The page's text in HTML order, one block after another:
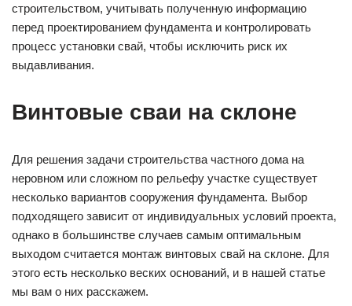
строительством, учитывать полученную информацию
перед проектированием фундамента и контролировать
процесс установки свай, чтобы исключить риск их
выдавливания.
Винтовые сваи на склоне
Для решения задачи строительства частного дома на
неровном или сложном по рельефу участке существует
несколько вариантов сооружения фундамента. Выбор
подходящего зависит от индивидуальных условий проекта,
однако в большинстве случаев самым оптимальным
выходом считается монтаж винтовых свай на склоне. Для
этого есть несколько веских оснований, и в нашей статье
мы вам о них расскажем.